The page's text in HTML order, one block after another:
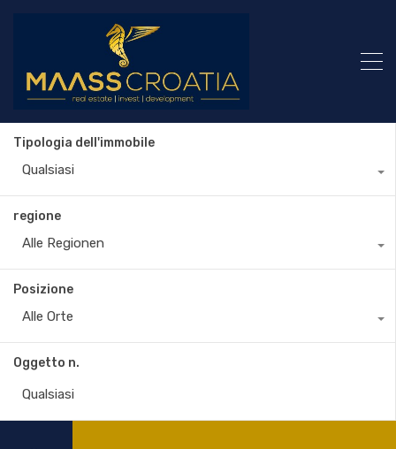
Tipologia dell'immobile
Qualsiasi
regione
Alle Regionen
Posizione
Alle Orte
Oggetto n.